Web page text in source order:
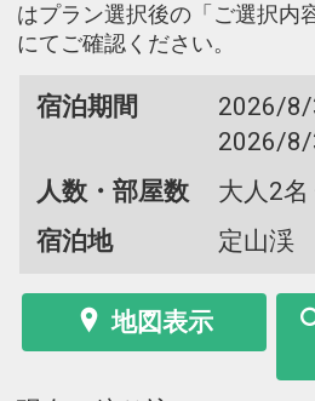
はプラン選択後の「ご選択内
にてご確認ください。
宿泊期間
2026/8/
2026/8/
人数・部屋数
大人2
宿泊地
定山渓
地図表示